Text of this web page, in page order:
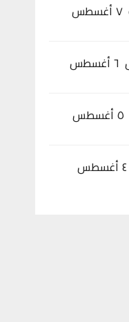
أخبار البلد – الجمعة ٧ أغسطس
أخبار البلد – الخميس ٦ أغسطس
أخبار البلد – الأربعاء ٥ أغسطس
أخبار البلد – الثلاثاء ٤ أغسطس